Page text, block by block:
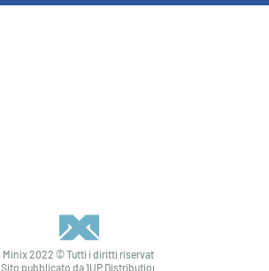
Minix 2022 © Tutti i diritti riservati
Sito pubblicato da1UP Distribution